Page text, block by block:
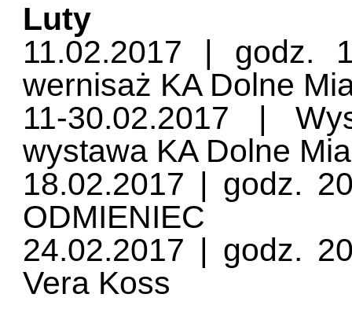
Luty
11.02.2017 | godz.
wernisaż KA Dolne
11-30.02.2017 |
wystawa KA Dolne
18.02.2017 | godz.
ODMIENIEC
24.02.2017 | godz.
Vera Koss